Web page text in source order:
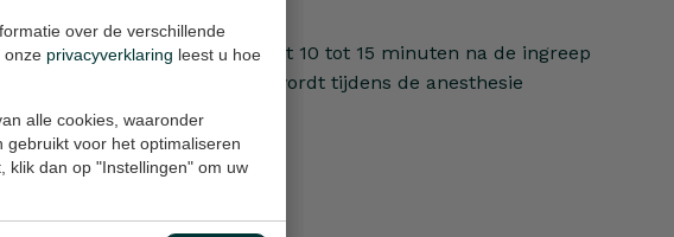
over de verschillende
onze privacyverklaring leest u hoe
alle cookies, waaronder
voor het optimaliseren
klik dan op "Instellingen" om uw
geen complicaties. U bent 10 tot 15 minuten na de ingreep
Tegen de misselijkheid wordt tijdens de anesthesie